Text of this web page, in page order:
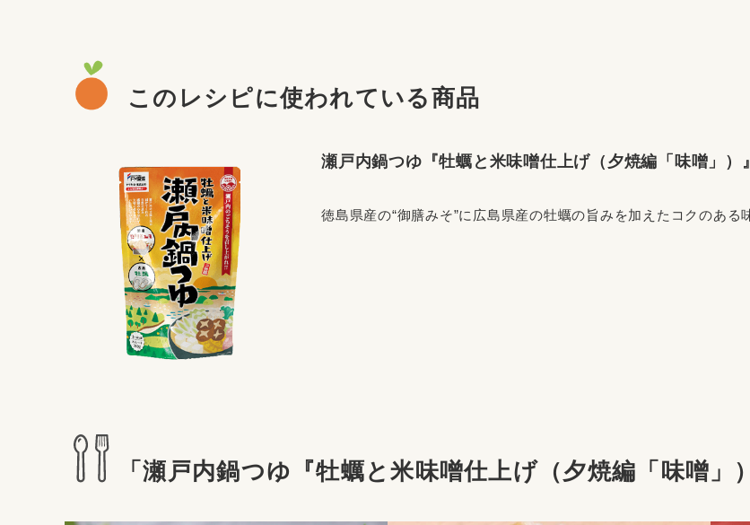
このレシピに使われている商品
瀬戸内鍋つゆ『牡蠣と米味噌仕上げ（夕焼編「味噌」）』
徳島県産の“御膳みそ”に広島県産の牡蠣の旨みを加えたコクのある
「瀬戸内鍋つゆ『牡蠣と米味噌仕上げ（夕焼編「味噌」